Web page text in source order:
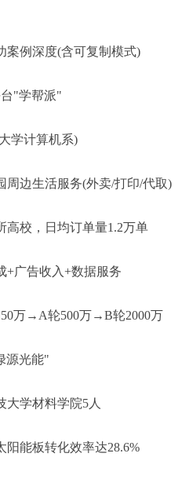
案例深度(含可复制模式)
"学帮派"
学计算机系)
周边生活服务(外卖/打印/代取)
高校，日均订单量1.2万单
+广告收入+数据服务
万→A轮500万→B轮2000万
源光能"
大学材料学院5人
阳能板转化效率达28.6%